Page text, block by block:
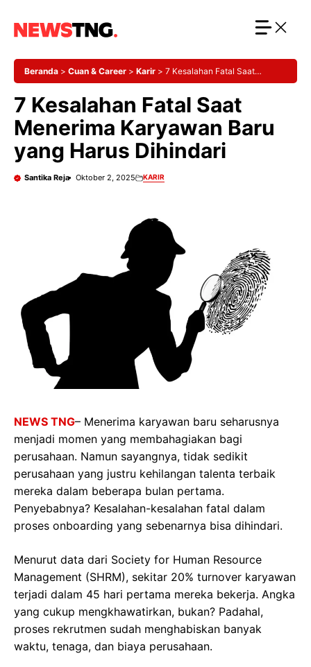
Beranda > Cuan & Career > Karir > 7 Kesalahan Fatal Saat
7 Kesalahan Fatal Saat
Menerima Karyawan Baru
yang Harus Dihindari
Santika Reja Oktober 2, 2025 KARIR
NEWS TNG– Menerima karyawan baru seharusnya
menjadi momen yang membahagiakan bagi
perusahaan. Namun sayangnya, tidak sedikit
perusahaan yang justru kehilangan talenta terbaik
mereka dalam beberapa bulan pertama.
Penyebabnya? Kesalahan-kesalahan fatal dalam
proses onboarding yang sebenarnya bisa dihindari.
Menurut data dari Society for Human Resource
Management (SHRM), sekitar 20% turnover karyawan
terjadi dalam 45 hari pertama mereka bekerja. Angka
yang cukup mengkhawatirkan, bukan? Padahal,
proses rekrutmen sudah menghabiskan banyak
waktu, tenaga, dan biaya perusahaan.